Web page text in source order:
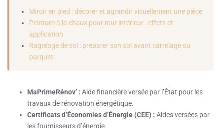
Miroir en pied : décorer et agrandir visuellement une pièce
Peinture à la chaux pour mur intérieur : effets et
application
Ragréage de sol : préparer son sol avant carrelage ou
parquet
MaPrimeRénov’ : Aide financière versée par l’État pour les
travaux de rénovation énergétique.
Certificats d’Économies d’Énergie (CEE) : Aides versées par
les fournisseurs d’énergie.